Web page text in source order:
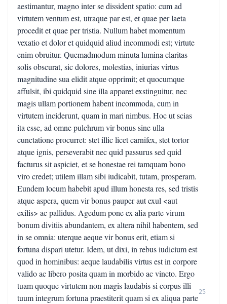
aestimantur, magno inter se dissident spatio: cum ad
virtutem ventum est, utraque par est, et quae per laeta
procedit et quae per tristia. Nullum habet momentum
vexatio et dolor et quidquid aliud incommodi est; virtute
enim obruitur. Quemadmodum minuta lumina claritas
solis obscurat, sic dolores, molestias, iniurias virtus
magnitudine sua elidit atque opprimit; et quocumque
affulsit, ibi quidquid sine illa apparet exstinguitur, nec
magis ullam portionem habent incommoda, cum in
virtutem inciderunt, quam in mari nimbus. Hoc ut scias
ita esse, ad omne pulchrum vir bonus sine ulla
cunctatione procurret: stet illic licet carnifex, stet tortor
atque ignis, perseverabit nec quid passurus sed quid
facturus sit aspiciet, et se honestae rei tamquam bono
viro credet; utilem illam sibi iudicabit, tutam, prosperam.
Eundem locum habebit apud illum honesta res, sed tristis
atque aspera, quem vir bonus pauper aut exul <aut
exilis> ac pallidus. Agedum pone ex alia parte virum
bonum divitiis abundantem, ex altera nihil habentem, sed
in se omnia: uterque aeque vir bonus erit, etiam si
fortuna dispari utetur. Idem, ut dixi, in rebus iudicium est
quod in hominibus: aeque laudabilis virtus est in corpore
valido ac libero posita quam in morbido ac vincto. Ergo
tuam quoque virtutem non magis laudabis si corpus illi
tuum integrum fortuna praestiterit quam si ex aliqua parte
25